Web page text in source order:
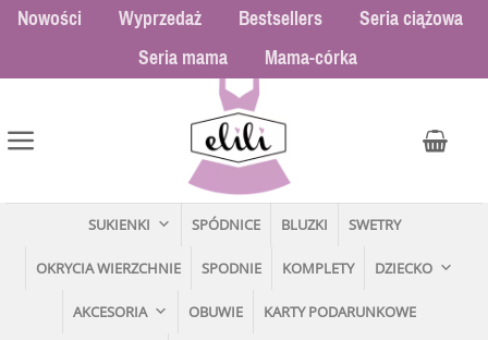
Przewiń
Nowości Wyprzedaż Bestsellers
Seria ciążowa
Seria mama
Mama-córka
SUKIENKI SPÓDNICE BLUZKI SWETRY
OKRYCIA WIERZCHNIE SPODNIE KOMPLETY DZIECKO
AKCESORIA OBUWIE KARTY PODARUNKOWE